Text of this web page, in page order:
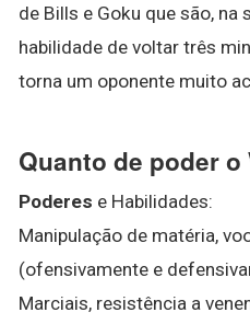
de Bills e Goku que são, na
habilidade de voltar três
torna um oponente muito
Quanto de poder o
Poderes e Habilidades:
Manipulação de matéria,
(ofensivamente e
Marciais, resistência a